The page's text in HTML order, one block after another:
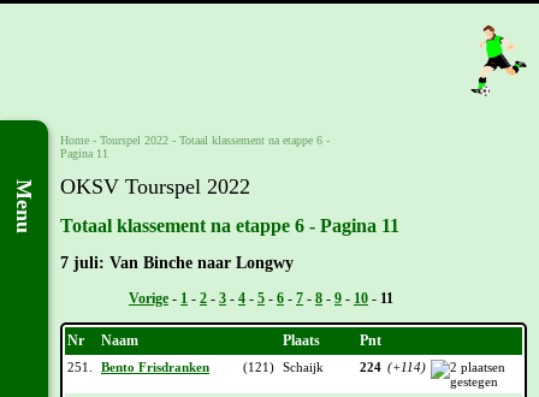
Menu
Home - Tourspel 2022 - Totaal klassement na etappe 6 -
Pagina 11
OKSV Tourspel 2022
Totaal klassement na etappe 6 - Pagina 11
7 juli: Van Binche naar Longwy
Vorige - 1 - 2 - 3 - 4 - 5 - 6 - 7 - 8 - 9 - 10 - 11
Nr Naam Plaats Pnt
251. Bento Frisdranken (121) Schaijk 224 (+114)